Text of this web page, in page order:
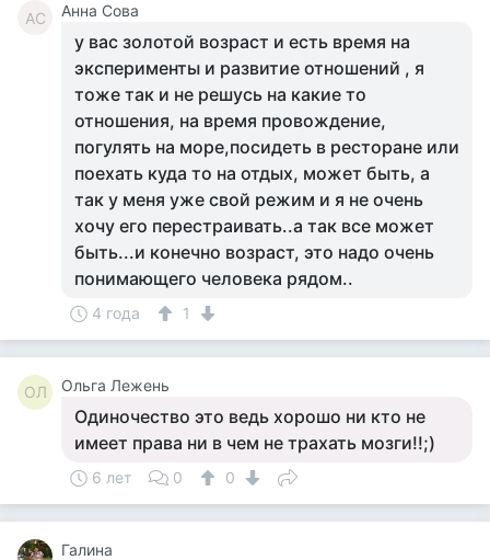
АС Анна Сова
у вас золотой возраст и есть время на
эксперименты и развитие отношений , я
тоже так и не решусь на какие то
отношения, на время провождение,
погулять на море,посидеть в ресторане или
поехать куда то на отдых, может быть, а
так у меня уже свой режим и я не очень
хочу его перестраивать..а так все может
быть...и конечно возраст, это надо очень
понимающего человека рядом..
4 года 1
ОЛ Ольга Лежень
Одиночество это ведь хорошо ни кто не
имеет права ни в чем не трахать мозги!!;)
6 лет 0 0
Галина